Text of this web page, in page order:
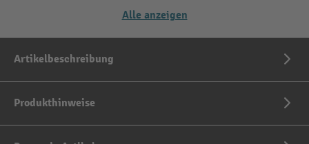
Alle anzeigen
Artikelbeschreibung
Produkthinweise